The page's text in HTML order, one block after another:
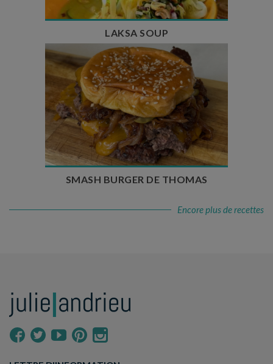
LAKSA SOUP
Temps de préparation : 20 min
Temps de cuisson : 5 à 10 min
Nombre de couverts : 4
SMASH BURGER DE THOMAS
Encore plus de recettes